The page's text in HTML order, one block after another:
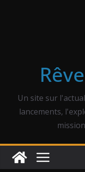
Un site sur
lancements,